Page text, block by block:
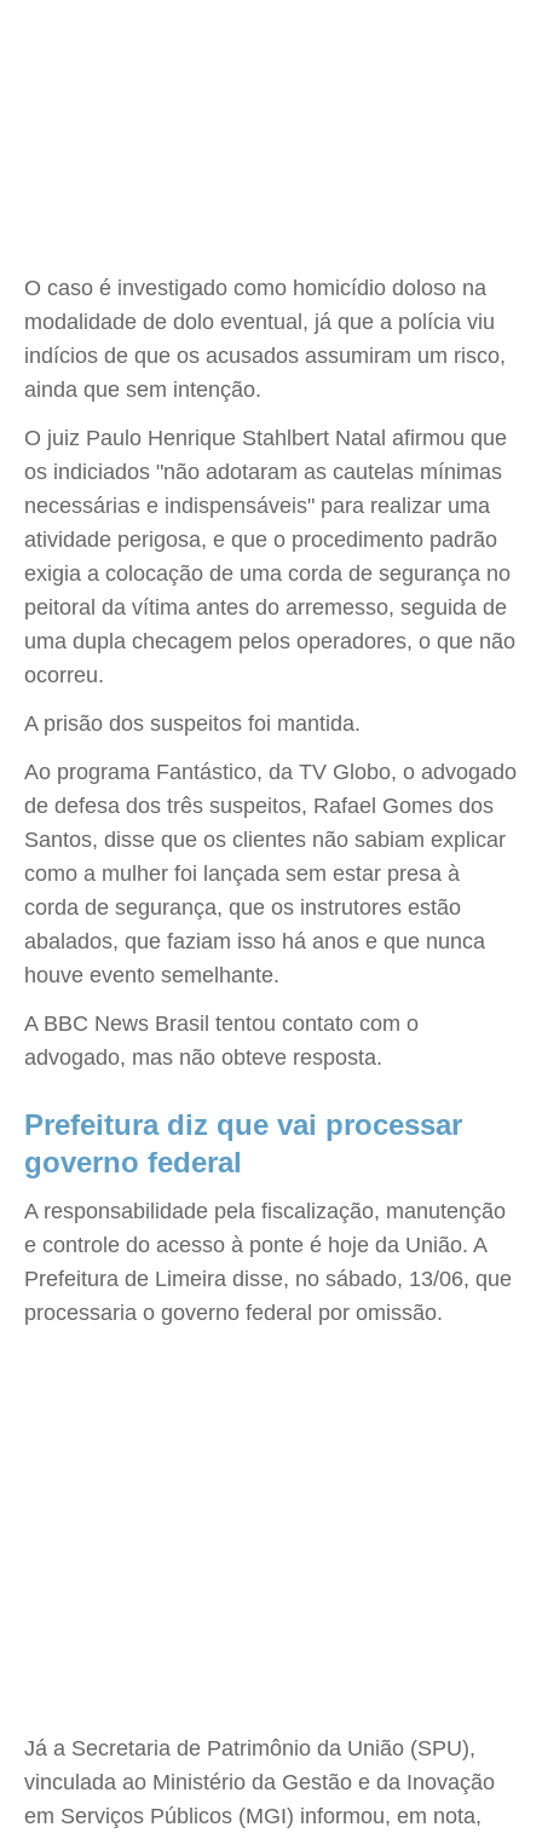
O caso é investigado como homicídio doloso na
modalidade de dolo eventual, já que a polícia viu
indícios de que os acusados assumiram um risco,
ainda que sem intenção.
O juiz Paulo Henrique Stahlbert Natal afirmou que
os indiciados "não adotaram as cautelas mínimas
necessárias e indispensáveis" para realizar uma
atividade perigosa, e que o procedimento padrão
exigia a colocação de uma corda de segurança no
peitoral da vítima antes do arremesso, seguida de
uma dupla checagem pelos operadores, o que não
ocorreu.
A prisão dos suspeitos foi mantida.
Ao programa Fantástico, da TV Globo, o advogado
de defesa dos três suspeitos, Rafael Gomes dos
Santos, disse que os clientes não sabiam explicar
como a mulher foi lançada sem estar presa à
corda de segurança, que os instrutores estão
abalados, que faziam isso há anos e que nunca
houve evento semelhante.
A BBC News Brasil tentou contato com o
advogado, mas não obteve resposta.
Prefeitura diz que vai processar
governo federal
A responsabilidade pela fiscalização, manutenção
e controle do acesso à ponte é hoje da União. A
Prefeitura de Limeira disse, no sábado, 13/06, que
processaria o governo federal por omissão.
Já a Secretaria de Patrimônio da União (SPU),
vinculada ao Ministério da Gestão e da Inovação
em Serviços Públicos (MGI) informou, em nota,